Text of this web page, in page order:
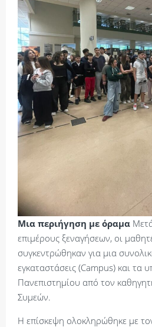
Μια περιήγηση με όραμα
επιμέρους ξεναγήσεων, οι
συγκεντρώθηκαν για μια
εγκαταστάσεις (Campus) και τα
Πανεπιστημίου από τον
Συμεών.
Η επίσκεψη ολοκληρώθηκε με